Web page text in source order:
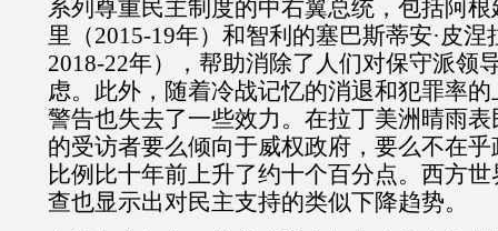
系列尊重民主制度的中右翼总统，包括阿根
里（2015-19年）和智利的塞巴斯蒂安·皮涅
2018-22年），帮助消除了人们对保守派领
虑。此外，随着冷战记忆的消退和犯罪率
警告也失去了一些效力。在拉丁美洲晴雨
的受访者要么倾向于威权政府，要么不在
比例比十年前上升了约十个百分点。西方
查也显示出对民主支持的类似下降趋势。